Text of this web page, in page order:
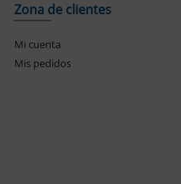
Zona de clientes
Mi cuenta
Mis pedidos